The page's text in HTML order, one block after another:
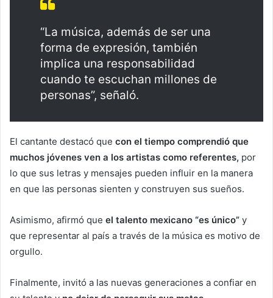
“La música, además de ser una
forma de expresión, también
implica una responsabilidad
cuando te escuchan millones de
personas”, señaló.
El cantante destacó que con el tiempo comprendió que
muchos jóvenes ven a los artistas como referentes, por
lo que sus letras y mensajes pueden influir en la manera
en que las personas sienten y construyen sus sueños.
Asimismo, afirmó que el talento mexicano “es único” y
que representar al país a través de la música es motivo de
orgullo.
Finalmente, invitó a las nuevas generaciones a confiar en